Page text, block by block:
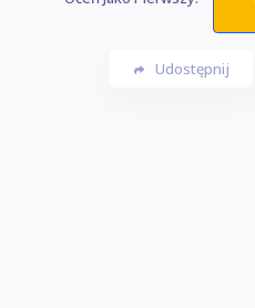
Udostępnij